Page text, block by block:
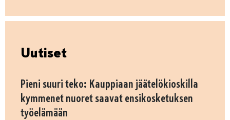
Uutiset
Pieni suuri teko: Kauppiaan jäätelökioskilla
kymmenet nuoret saavat ensikosketuksen
työelämään